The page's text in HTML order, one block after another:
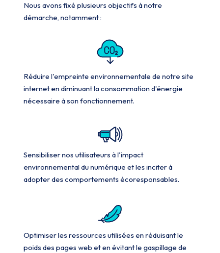
Nous avons fixé plusieurs objectifs à notre
démarche, notamment :
Réduire l'empreinte environnementale de notre site
internet en diminuant la consommation d'énergie
nécessaire à son fonctionnement.
Sensibiliser nos utilisateurs à l'impact
environnemental du numérique et les inciter à
adopter des comportements écoresponsables.
Optimiser les ressources utilisées en réduisant le
poids des pages web et en évitant le gaspillage de